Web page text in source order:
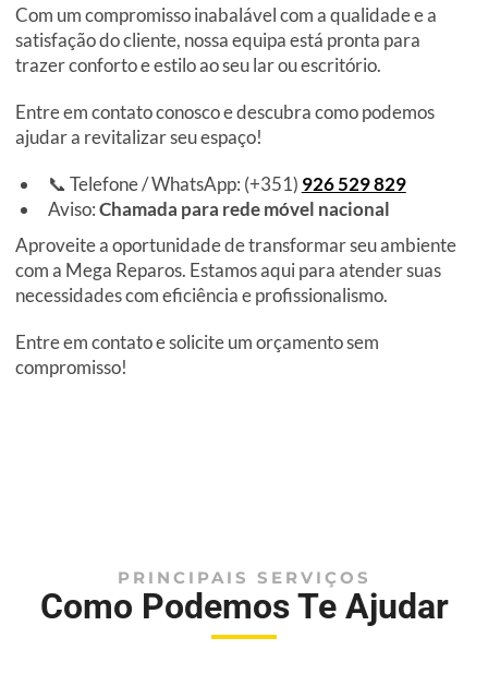
Com um compromisso inabalável com a qualidade e a
satisfação do cliente, nossa equipa está pronta para
trazer conforto e estilo ao seu lar ou escritório.
Entre em contato conosco e descubra como podemos
ajudar a revitalizar seu espaço!
📞 Telefone / WhatsApp: (+351) 926 529 829
Aviso:Chamada para rede móvel nacional
Aproveite a oportunidade de transformar seu ambiente
com a Mega Reparos. Estamos aqui para atender suas
necessidades com eficiência e profissionalismo.
Entre em contato e solicite um orçamento sem
compromisso!
PRINCIPAIS SERVIÇOS
Como Podemos Te Ajudar